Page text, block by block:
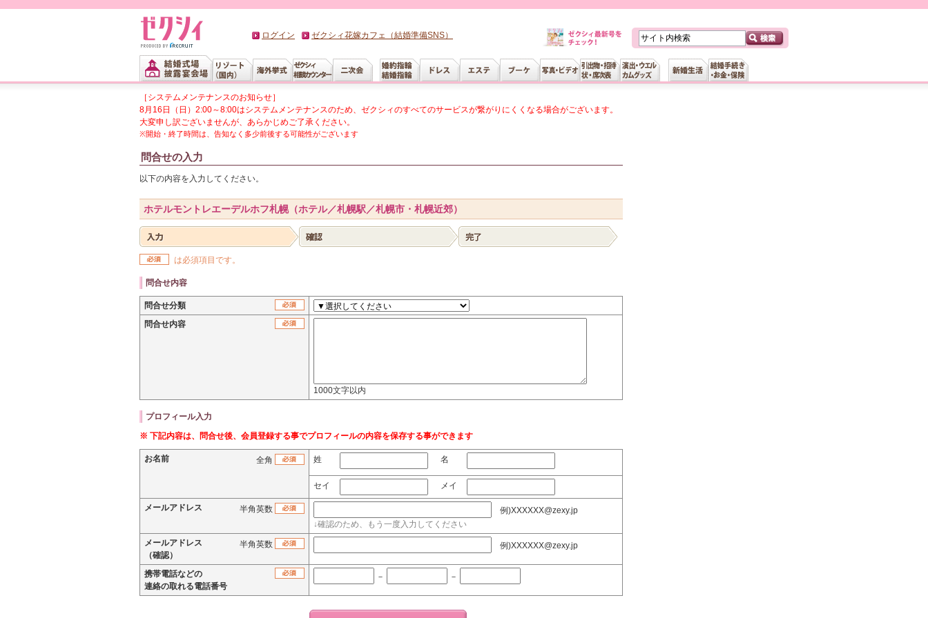
ログイン ゼクシィ花嫁カフェ（結婚準備SNS）
［システムメンテナンスのお知らせ］
8月16日（日）2:00～8:00はシステムメンテナンスのため、ゼクシィのすべてのサービスが繋がりにくくなる場合がございます。
大変申し訳ございませんが、あらかじめご了承ください。
※開始・終了時間は、告知なく多少前後する可能性がございます
問合せの入力
以下の内容を入力してください。
ホテルモントレエーデルホフ札幌（ホテル／札幌駅／札幌市・札幌近郊）
は必須項目です。
問合せ内容
問合せ分類
問合せ内容
1000文字以内
プロフィール入力
※ 下記内容は、問合せ後、会員登録する事でプロフィールの内容を保存する事ができます
お名前 全角 姓 名
セイ メイ
メールアドレス 半角英数
例)XXXXXX@zexy.jp
↓確認のため、もう一度入力してください
メールアドレス
（確認）
半角英数 例)XXXXXX@zexy.jp
携帯電話などの
連絡の取れる電話番号
－ －